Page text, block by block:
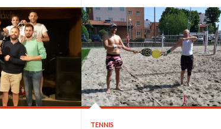
TENNIS